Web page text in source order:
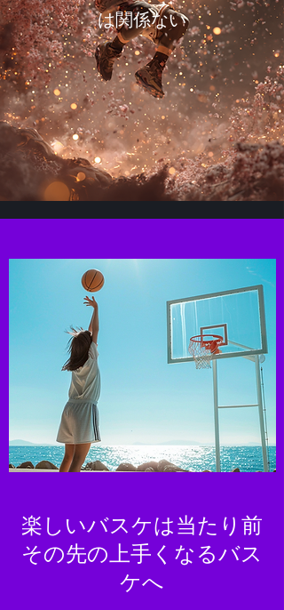
は関係ない
​楽しいバスケは当たり前
​その先の上手くなるバス
ケへ